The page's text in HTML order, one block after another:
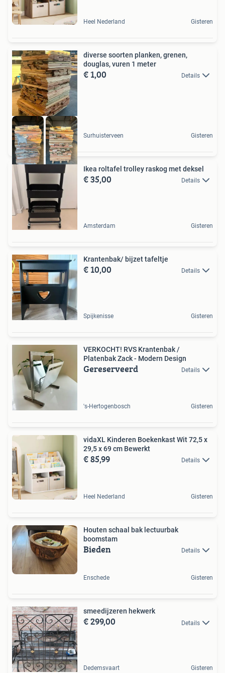
Heel Nederland Gisteren
diverse soorten planken, grenen,
douglas, vuren 1 meter
€ 1,00 Details
Surhuisterveen Gisteren
Ikea roltafel trolley raskog met deksel
€ 35,00 Details
Amsterdam Gisteren
Krantenbak/ bijzet tafeltje
€ 10,00 Details
Spijkenisse Gisteren
VERKOCHT! RVS Krantenbak /
Platenbak Zack - Modern Design
Gereserveerd Details
's-Hertogenbosch Gisteren
vidaXL Kinderen Boekenkast Wit 72,5 x
29,5 x 69 cm Bewerkt
€ 85,99 Details
Heel Nederland Gisteren
Houten schaal bak lectuurbak
boomstam
Bieden Details
Enschede Gisteren
smeedijzeren hekwerk
€ 299,00 Details
Dedemsvaart Gisteren